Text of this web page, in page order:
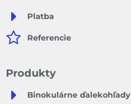
Platba
Referencie
Produkty
Binokulárne ďalekohľady